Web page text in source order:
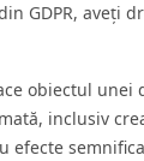
GDPR, aveți
obiectul unei
inclusiv
efecte